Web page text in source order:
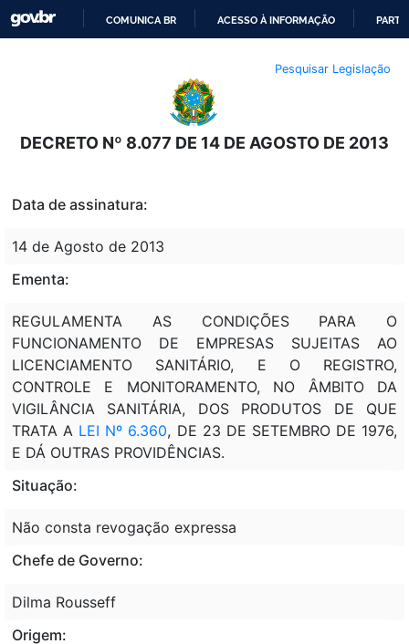
O
CONTEÚDO
COMUNICA BR ACESSO À INFORMAÇÃO
Pesquisar Legislação
DECRETO Nº 8.077 DE 14 DE AGOSTO DE 2013
Data de assinatura:
14 de Agosto de 2013
Ementa:
REGULAMENTA AS CONDIÇÕES PARA O
FUNCIONAMENTO DE EMPRESAS SUJEITAS AO
LICENCIAMENTO SANITÁRIO, E O REGISTRO,
CONTROLE E MONITORAMENTO, NO ÂMBITO DA
VIGILÂNCIA SANITÁRIA, DOS PRODUTOS DE QUE
TRATA A LEI Nº 6.360, DE 23 DE SETEMBRO DE 1976,
E DÁ OUTRAS PROVIDÊNCIAS.
Situação:
Não consta revogação expressa
Chefe de Governo:
Dilma Rousseff
Origem: